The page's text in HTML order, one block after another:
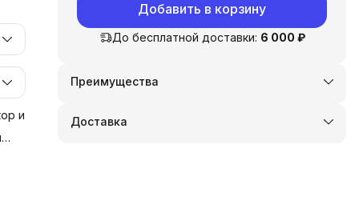
и
Добавить в корзину
До бесплатной доставки: 6 000 ₽
Преимущества
Оплата частями в Сплит
Удобный возврат
Доставка